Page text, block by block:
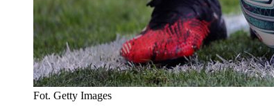
Fot. Getty Images